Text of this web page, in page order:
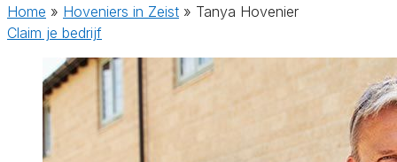
Home » Hoveniers in Zeist » Tanya Hovenier
Claim je bedrijf